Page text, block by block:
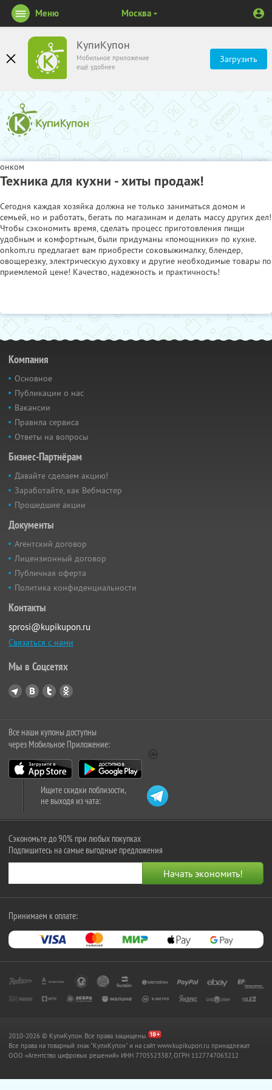
КупиКупон
Мобильное приложение
ещё удобнее
Загрузить
Меню Москва
онком
Техника для кухни - хиты продаж!
Сегодня каждая хозяйка должна не только заниматься домом и
семьей, но и работать, бегать по магазинам и делать массу других дел!
Чтобы сэкономить время, сделать процесс приготовления пищи
удобным и комфортным, были придуманы «помощники» по кухне.
onkom.ru предлагает вам приобрести соковыжималку, блендер,
овощерезку, электрическую духовку и другие необходимые товары по
приемлемой цене! Качество, надежность и практичность!
Компания
Основное
Публикации о нас
Вакансии
Правила сервиса
Ответы на вопросы
Бизнес-Партнёрам
Давайте сделаем акцию!
Заработайте, как Вебмастер
Прошедшие акции
Документы
Агентский договор
Лицензионный договор
Публичная оферта
Политика конфиденциальности
Контакты
sprosi@kupikupon.ru
Связаться с нами
Мы в Соцсетях
Все наши купоны доступны
через Мобильное Приложение:
Ищите скидки поблизости,
не выходя из чата:
Сэкономьте до 90% при любых покупках
Подпишитесь на самые выгодные предложения
Принимаем к оплате:
2010-2026 © КупиКупон. Все права защищены.
Все права на товарный знак "КупиКупон" и на сайт www.kupikupon.ru принадлежат
OOO «Агентство цифровых решений» ИНН 7705523387, ОГРН 1127747063212